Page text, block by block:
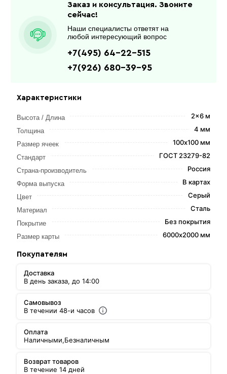
Характеристики
Высота / Длина 2x6 м
Толщина 4 мм
Размер ячеек 100х100 мм
Стандарт ГОСТ 23279-82
Страна-производитель Россия
Форма выпуска В картах
Цвет Серый
Материал Сталь
Покрытие Без покрытия
Размер карты 6000х2000 мм
Покупателям
Доставка
В день заказа, до 14:00
Самовывоз
В течении 48-и часов
Оплата
Наличными,Безналичным
Возврат товаров
В течение 14 дней
Заказ и консультация. Звоните
сейчас!
Наши специалисты ответят на
любой интересующий вопрос
+7(495) 64-22-515
+7(926) 680-39-95